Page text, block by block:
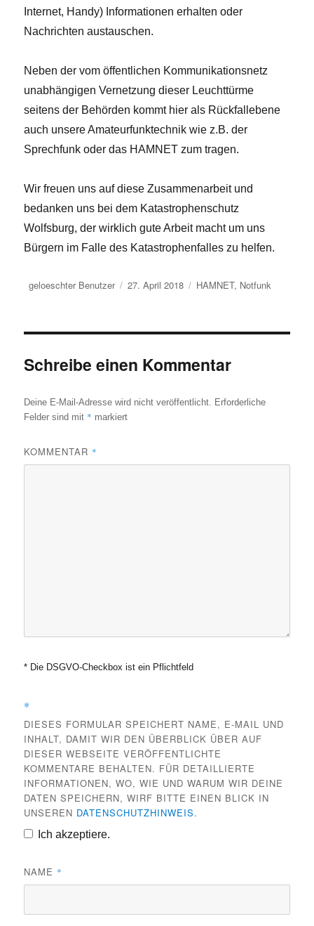
Internet, Handy) Informationen erhalten oder
Nachrichten austauschen.
Neben der vom öffentlichen Kommunikationsnetz
unabhängigen Vernetzung dieser Leuchttürme
seitens der Behörden kommt hier als Rückfallebene
auch unsere Amateurfunktechnik wie z.B. der
Sprechfunk oder das HAMNET zum tragen.
Wir freuen uns auf diese Zusammenarbeit und
bedanken uns bei dem Katastrophenschutz
Wolfsburg, der wirklich gute Arbeit macht um uns
Bürgern im Falle des Katastrophenfalles zu helfen.
Autor
geloeschter Benutzer
Veröffentlicht
27. April 2018 Kategorien
HAMNET, Notfunk
Schreibe einen Kommentar
Deine E-Mail-Adresse wird nicht veröffentlicht.
Erforderliche
Felder sind mit * markiert
KOMMENTAR *
* Die DSGVO-Checkbox ist ein Pflichtfeld
*
DIESES FORMULAR SPEICHERT NAME, E-MAIL UND
INHALT, DAMIT WIR DEN ÜBERBLICK ÜBER AUF
DIESER WEBSEITE VERÖFFENTLICHTE
KOMMENTARE BEHALTEN. FÜR DETAILLIERTE
INFORMATIONEN, WO, WIE UND WARUM WIR DEINE
DATEN SPEICHERN, WIRF BITTE EINEN BLICK IN
UNSEREN DATENSCHUTZHINWEIS.
Ich akzeptiere.
NAME *